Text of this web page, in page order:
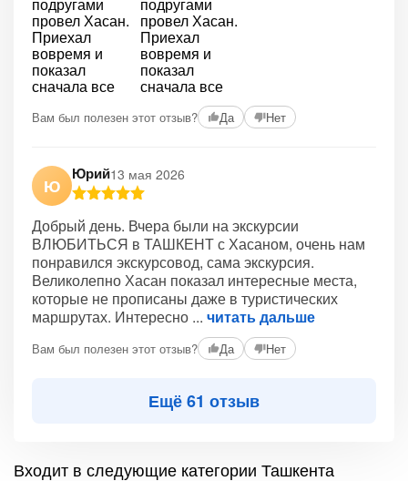
Вам был полезен этот отзыв? Да Нет
Ю
Юрий13 мая 2026
Добрый день. Вчера были на экскурсии
ВЛЮБИТЬСЯ в ТАШКЕНТ с Хасаном, очень нам
понравился экскурсовод, сама экскурсия.
Великолепно Хасан показал интересные места,
которые не прописаны даже в туристических
маршрутах. Интересно
читать дальше
Вам был полезен этот отзыв? Да Нет
Ещё 61 отзыв
Входит в следующие категории Ташкента